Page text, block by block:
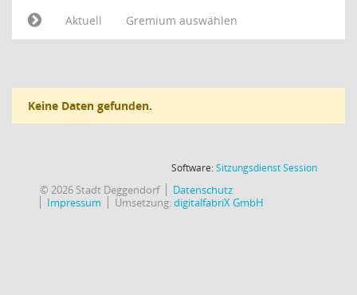
Aktuell
Gremium auswählen
Keine Daten gefunden.
Software:SitzungsdienstSession(Wird in
© 2026 Stadt Deggendorf
Datenschutz
Impressum
Umsetzung:digitalfabriX GmbH